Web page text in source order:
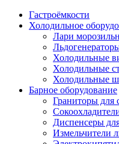
Гастроёмкости
Холодильное
Лари
Холодильные
Холодильные
Холодильные
Барное оборудование
Граниторы для
Диспенсеры
Измельчители